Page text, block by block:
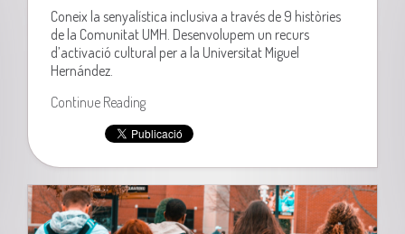
Coneix la senyalística inclusiva a través de 9 històries
de la Comunitat UMH. Desenvolupem un recurs
d’activació cultural per a la Universitat Miguel
Hernández.
Continue Reading